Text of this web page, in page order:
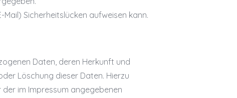
Sicherheitslücken aufweisen kann.
Daten, deren Herkunft und
Löschung dieser Daten. Hierzu
im Impressum angegebenen